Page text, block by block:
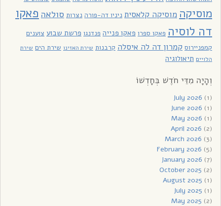
מוסיקה מוסיקה קלאסית ניניו דה-פורה נצרות סולאה פאקו
דה לוסיה פאקו ספרו פאקו פנייה פנדנגו פרשת שבוע צוענים
קמפניירוס קמרון דה לה איסלה קרבנות שירת האזינו שירת הים שירת
הלויים תיאולוגיה
וְהָיָה מִדֵּי חֹדֶשׁ בְּחָדְשׁוֹ
July 2026 (1)
June 2026 (1)
May 2026 (1)
April 2026 (2)
March 2026 (3)
February 2026 (5)
January 2026 (7)
October 2025 (2)
August 2025 (1)
July 2025 (1)
May 2025 (2)